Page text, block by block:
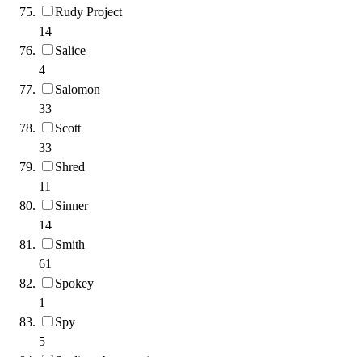
Rudy Project
14
Salice
4
Salomon
33
Scott
33
Shred
11
Sinner
14
Smith
61
Spokey
1
Spy
5